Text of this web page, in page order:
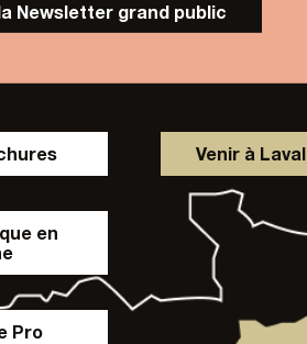
Newsletter grand public
Pro
Venir à Laval